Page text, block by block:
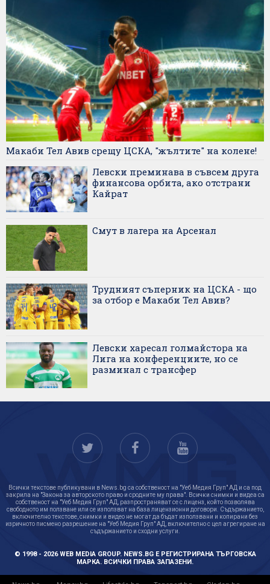
Макаби Тел Авив срещу ЦСКА, "жълтите" на колене!
Левски преминава в съвсем друга
финансова орбита, ако отстрани
Кайрат
Смут в лагера на Арсенал
Трудният съперник на ЦСКА - що
за отбор е Макаби Тел Авив?
Левски харесал голмайстора на
Лига на конференциите, но се
разминал с трансфер
Всички текстове публикувани в News.bg са собственост на "Уеб Медия Груп" АД и са под
закрила на "Закона за авторското право и сродните му права". Всички снимки и видеа са
собственост на "Уеб Медия Груп" АД, разпространяват се с лиценз, който позволява
свободното им ползване или се използват на база лицензионни договори. Съдържанието,
включително текстове, снимки и видео не могат да бъдат използвани и копирани без
изричното писмено разрешение на "Уеб Медия Груп" АД, включително с цел агрегиране на
съдържанието и сходни услуги.
© 1998 - 2026 WEB MEDIA GROUP. NEWS.BG Е РЕГИСТРИРАНА ТЪРГОВСКА
МАРКА. ВСИЧКИ ПРАВА ЗАПАЗЕНИ.